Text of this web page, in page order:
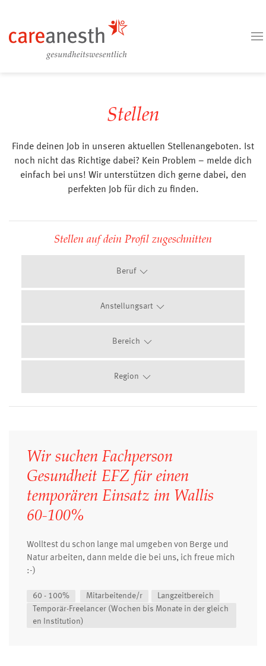
Stellen
Finde deinen Job in unseren aktuellen Stellenangeboten. Ist
noch nicht das Richtige dabei? Kein Problem – melde dich
einfach bei uns! Wir unterstützen dich gerne dabei, den
perfekten Job für dich zu finden.
Stellen auf dein Profil zugeschnitten
Beruf
Anstellungsart
Bereich
Region
Wir suchen Fachperson
Gesundheit EFZ für einen
temporären Einsatz im Wallis
60-100%
Wolltest du schon lange mal umgeben von Berge und
Natur arbeiten, dann melde die bei uns, ich freue mich
:-)
60 - 100% Mitarbeitende/r
Langzeitbereich
Temporär-Freelancer (Wochen bis Monate in der gleich
en Institution)